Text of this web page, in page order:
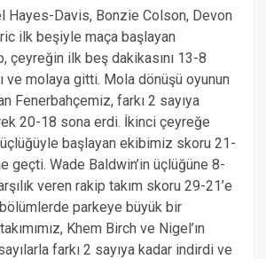
Hayes-Davis, Bonzie Colson, Devon
ilk beşiyle maça başlayan
çeyreğin ilk beş dakikasını 13-8
ve molaya gitti. Mola dönüşü oyunun
Fenerbahçemiz, farkı 2 sayıya
20-18 sona erdi. İkinci çeyreğe
üçlüğüyle başlayan ekibimiz skoru 21-
geçti. Wade Baldwin’in üçlüğüne 8-
veren rakip takım skoru 29-21’e
parkeye büyük bir
Khem Birch ve Nigel’ın
farkı 2 sayıya kadar indirdi ve